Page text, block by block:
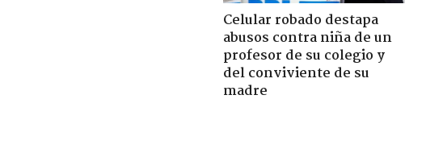
Celular robado destapa
abusos contra niña de un
profesor de su colegio y
del conviviente de su
madre